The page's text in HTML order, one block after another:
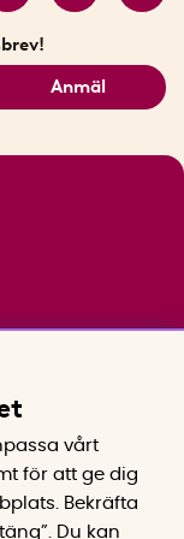
Anmäl
vårt
för att ge dig
Bekräfta
Du kan